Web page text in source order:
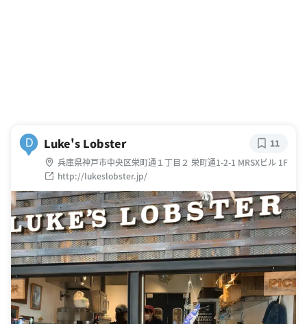
D Luke's Lobster
兵庫県神戸市中央区栄町通１丁目２ 栄町通1-2-1 MRSXビル 1F
http://lukeslobster.jp/
11